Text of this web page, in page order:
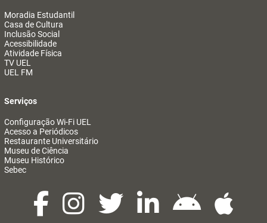
Moradia Estudantil
Casa de Cultura
Inclusão Social
Acessibilidade
Atividade Física
TV UEL
UEL FM
Serviços
Configuração Wi-Fi UEL
Acesso a Periódicos
Restaurante Universitário
Museu de Ciência
Museu Histórico
Sebec